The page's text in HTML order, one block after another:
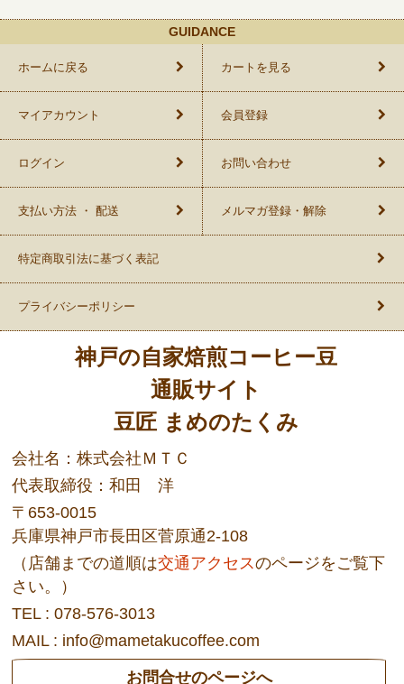
GUIDANCE
ホームに戻る カートを見る
マイアカウント 会員登録
ログイン お問い合わせ
支払い方法 ・ 配送 メルマガ登録・解除
特定商取引法に基づく表記
プライバシーポリシー
神戸の自家焙煎コーヒー豆
通販サイト
豆匠 まめのたくみ
会社名：株式会社ＭＴＣ
代表取締役：和田 洋
〒653-0015
兵庫県神戸市長田区菅原通2-108
（店舗までの道順は交通アクセスのページをご覧下
さい。）
TEL : 078-576-3013
MAIL : info@mametakucoffee.com
お問合せのページへ